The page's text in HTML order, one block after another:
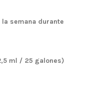
semana durante
ml / 25 galones)